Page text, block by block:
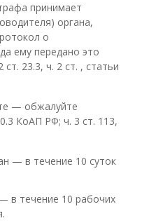
принимает
органа,
о
ему передано это
ст. 23.3, ч. 2 ст. , статьи
— обжалуйте
КоАП РФ; ч. 3 ст. 113,
— в течение 10 суток
в течение 10 рабочих